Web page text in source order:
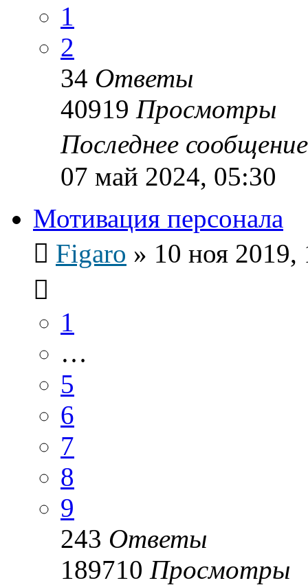
1
2
34 Ответы
40919 Просмотры
Последнее
07 май 2024, 05:30
Мотивация персонала
Figaro » 10 ноя 2019,
1
…
5
6
7
8
9
243 Ответы
189710 Просмотры